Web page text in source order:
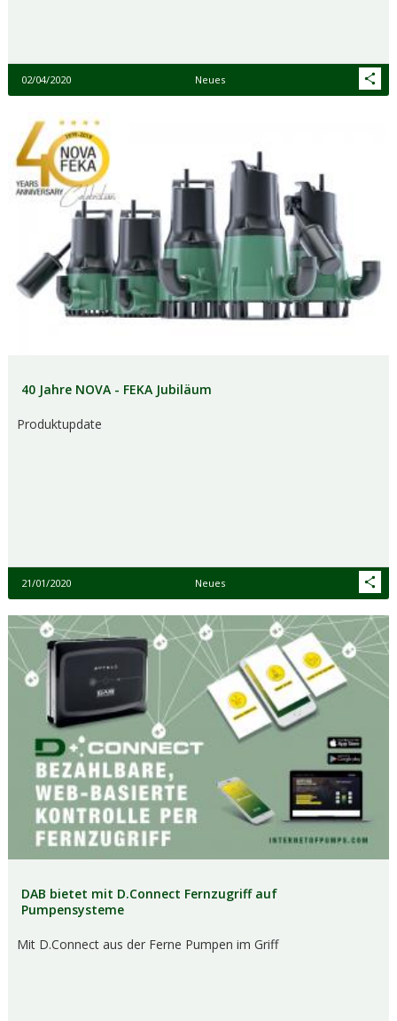
02/04/2020 Neues
40 Jahre NOVA - FEKA Jubiläum
Produktupdate
21/01/2020 Neues
DAB bietet mit D.Connect Fernzugriff auf
Pumpensysteme
Mit D.Connect aus der Ferne Pumpen im Griff